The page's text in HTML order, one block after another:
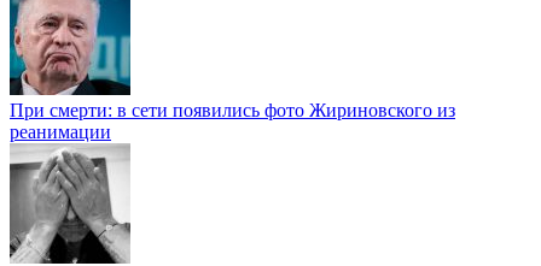
При смерти: в сети появились фото Жириновского из
реанимации